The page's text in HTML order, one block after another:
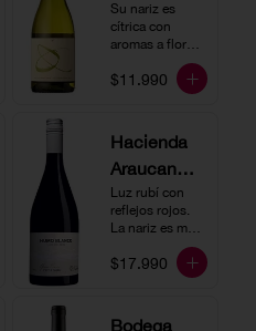
Quino
Sauvignon
Su nariz es
cítrica con
aromas a flores
blancas y lima.
En boca tiene
vertical y de
persistencia
media. Ideal
para acompañar
con ostras.
$11.990
Hacienda
Araucano-
Lurton
Humo
Gran
Luz rubí con
reflejos rojos.
La nariz es muy
expresiva con
notas de fresa y
rico y redondo
$17.990
Bodega